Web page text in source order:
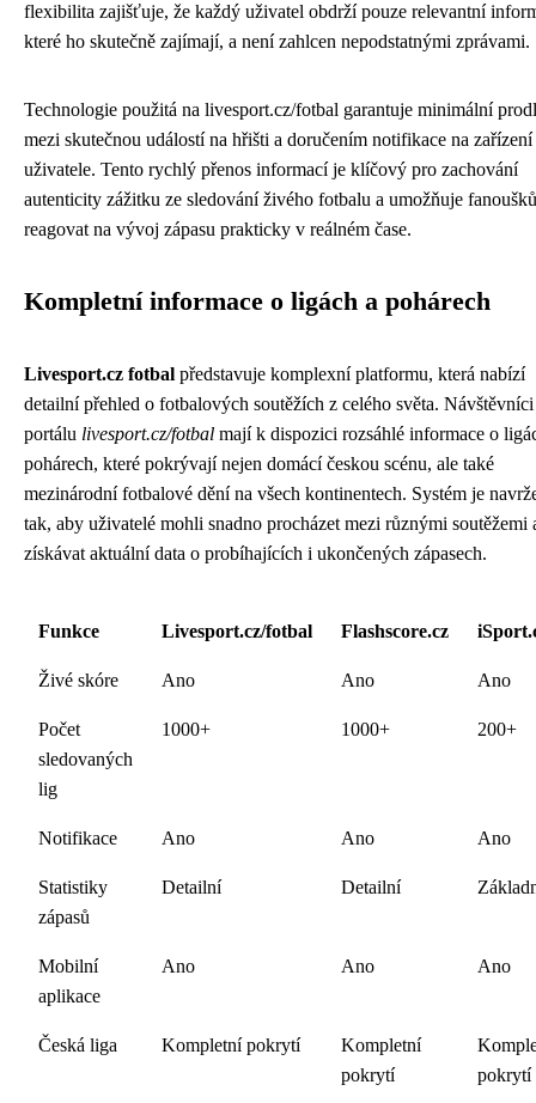
flexibilita zajišťuje, že každý uživatel obdrží pouze relevantní
které ho skutečně zajímají, a není zahlcen nepodstatnými zprávami.
Technologie použitá na livesport.cz/fotbal garantuje minimální
mezi skutečnou událostí na hřišti a doručením notifikace na zařízení
uživatele. Tento rychlý přenos informací je klíčový pro zachování
autenticity zážitku ze sledování živého fotbalu a umožňuje
reagovat na vývoj zápasu prakticky v reálném čase.
Kompletní informace o ligách a pohárech
Livesport.cz fotbal představuje komplexní platformu, která nabízí
detailní přehled o fotbalových soutěžích z celého světa. Návštěvníci
portálu livesport.cz/fotbal mají k dispozici rozsáhlé informace o
pohárech, které pokrývají nejen domácí českou scénu, ale také
mezinárodní fotbalové dění na všech kontinentech. Systém je
tak, aby uživatelé mohli snadno procházet mezi různými soutěžemi
získávat aktuální data o probíhajících i ukončených zápasech.
Funkce Livesport.cz/fotbal Flashscore.cz
Živé skóre Ano Ano Ano
Počet
sledovaných
lig
1000+ 1000+ 200+
Notifikace Ano Ano Ano
Statistiky
zápasů
Detailní Detailní
Mobilní
aplikace
Ano Ano Ano
Česká liga Kompletní pokrytí
Kompletní
pokrytí
pokrytí